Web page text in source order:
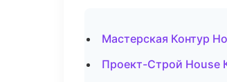
Мастерская Контур
Проект-Строй House